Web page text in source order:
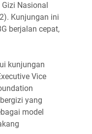
Nasional
Kunjungan ini
berjalan cepat,
kunjungan
Vice
yang
model